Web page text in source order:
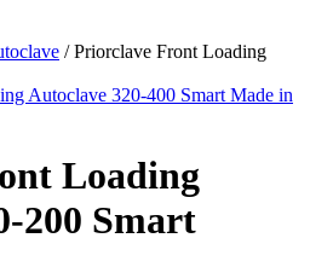
/ Priorclave Front Loading
Loading
200 Smart